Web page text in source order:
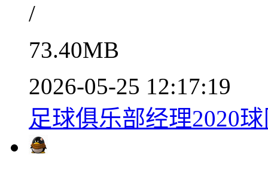
/
73.40MB
2026-05-25 12:17:19
足球俱乐部经理2020